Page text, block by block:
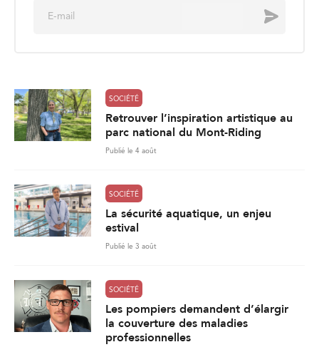
Envoyer
SOCIÉTÉ
Retrouver l’inspiration artistique au
parc national du Mont-Riding
Publié le 4 août
SOCIÉTÉ
La sécurité aquatique, un enjeu
estival
Publié le 3 août
SOCIÉTÉ
Les pompiers demandent d’élargir
la couverture des maladies
professionnelles